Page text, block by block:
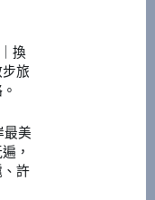
換
旅
最美
，
許